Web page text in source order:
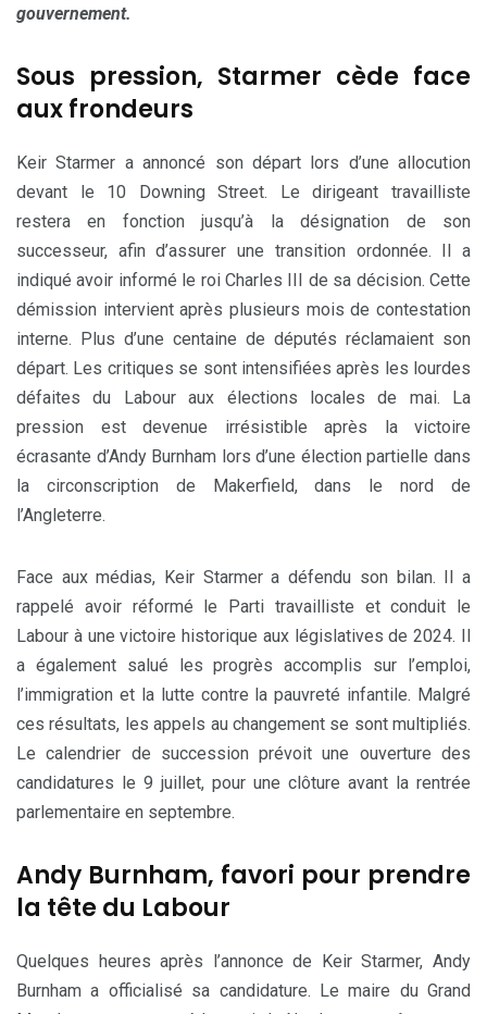
gouvernement.
Sous pression, Starmer cède face
aux frondeurs
Keir Starmer a annoncé son départ lors d’une allocution
devant le 10 Downing Street. Le dirigeant travailliste
restera en fonction jusqu’à la désignation de son
successeur, afin d’assurer une transition ordonnée. Il a
indiqué avoir informé le roi Charles III de sa décision. Cette
démission intervient après plusieurs mois de contestation
interne. Plus d’une centaine de députés réclamaient son
départ. Les critiques se sont intensifiées après les lourdes
défaites du Labour aux élections locales de mai. La
pression est devenue irrésistible après la victoire
écrasante d’Andy Burnham lors d’une élection partielle dans
la circonscription de Makerfield, dans le nord de
l’Angleterre.
Face aux médias, Keir Starmer a défendu son bilan. Il a
rappelé avoir réformé le Parti travailliste et conduit le
Labour à une victoire historique aux législatives de 2024. Il
a également salué les progrès accomplis sur l’emploi,
l’immigration et la lutte contre la pauvreté infantile. Malgré
ces résultats, les appels au changement se sont multipliés.
Le calendrier de succession prévoit une ouverture des
candidatures le 9 juillet, pour une clôture avant la rentrée
parlementaire en septembre.
Andy Burnham, favori pour prendre
la tête du Labour
Quelques heures après l’annonce de Keir Starmer, Andy
Burnham a officialisé sa candidature. Le maire du Grand